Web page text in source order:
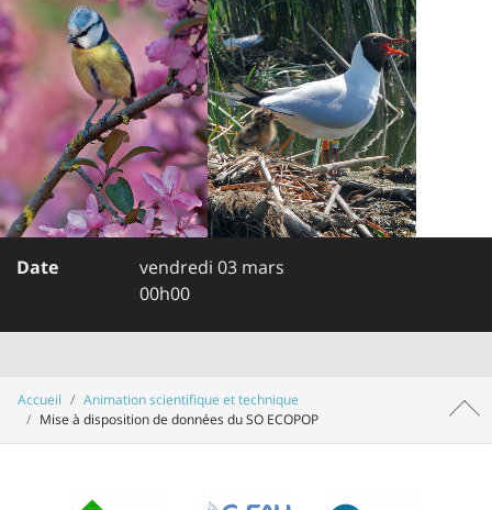
Date
vendredi 03 mars
00h00
Accueil
Animation scientifique et technique
Mise à disposition de données du SO ECOPOP